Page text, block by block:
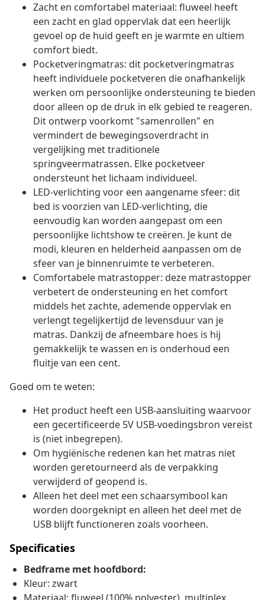
Zacht en comfortabel materiaal: fluweel heeft
een zacht en glad oppervlak dat een heerlijk
gevoel op de huid geeft en je warmte en ultiem
comfort biedt.
Pocketveringmatras: dit pocketveringmatras
heeft individuele pocketveren die onafhankelijk
werken om persoonlijke ondersteuning te bieden
door alleen op de druk in elk gebied te reageren.
Dit ontwerp voorkomt "samenrollen" en
vermindert de bewegingsoverdracht in
vergelijking met traditionele
springveermatrassen. Elke pocketveer
ondersteunt het lichaam individueel.
LED-verlichting voor een aangename sfeer: dit
bed is voorzien van LED-verlichting, die
eenvoudig kan worden aangepast om een
persoonlijke lichtshow te creëren. Je kunt de
modi, kleuren en helderheid aanpassen om de
sfeer van je binnenruimte te verbeteren.
Comfortabele matrastopper: deze matrastopper
verbetert de ondersteuning en het comfort
middels het zachte, ademende oppervlak en
verlengt tegelijkertijd de levensduur van je
matras. Dankzij de afneembare hoes is hij
gemakkelijk te wassen en is onderhoud een
fluitje van een cent.
Goed om te weten:
Het product heeft een USB-aansluiting waarvoor
een gecertificeerde 5V USB-voedingsbron vereist
is (niet inbegrepen).
Om hygiënische redenen kan het matras niet
worden geretourneerd als de verpakking
verwijderd of geopend is.
Alleen het deel met een schaarsymbool kan
worden doorgeknipt en alleen het deel met de
USB blijft functioneren zoals voorheen.
Specificaties
Bedframe met hoofdbord:
Kleur: zwart